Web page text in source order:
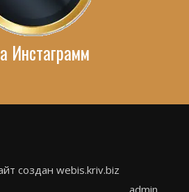
Инстаграмм
создан webis.kriv.biz